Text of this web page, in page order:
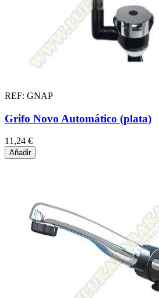
REF: GNAP
Grifo Novo Automático (plata)
11,24 €
Añadir